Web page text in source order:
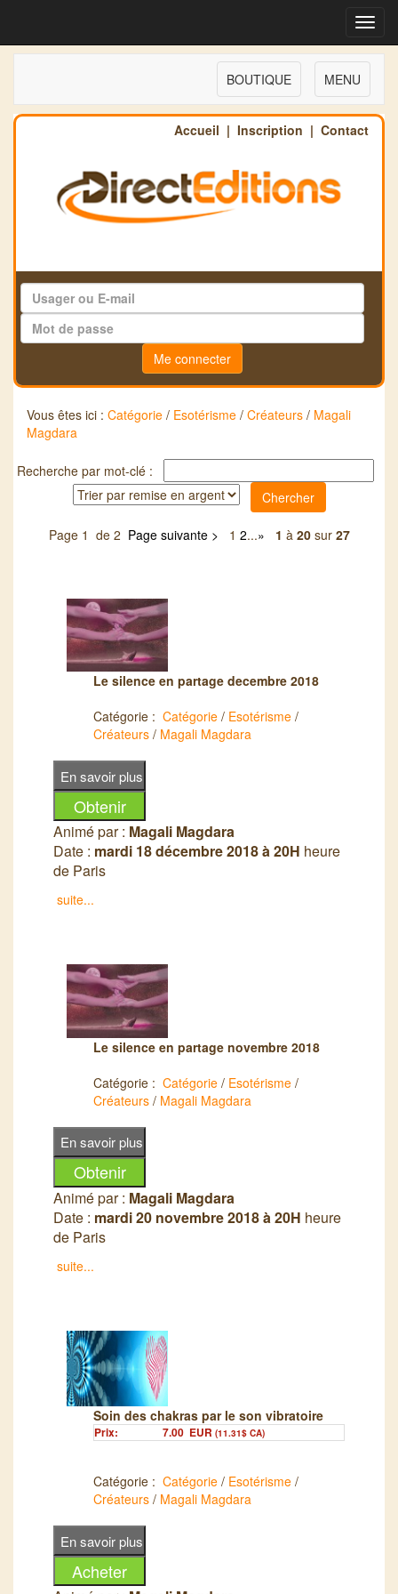
MENU
BOUTIQUE
Accueil | Inscription | Contact
Me connecter
Vous êtes ici : Catégorie / Esotérisme / Créateurs / Magali
Magdara
Recherche par mot-clé :
Page 1 de 2 Page suivante > 1 2...» 1 à 20sur 27
Le silence en partage decembre 2018
Catégorie : Catégorie / Esotérisme /
Créateurs / Magali Magdara
Animé par : Magali Magdara
Date : mardi 18 décembre 2018 à 20H heure
de Paris
Vous avez pu découvrir et essayer le Silence
dans cette dimension de Partages, de
retrouvailles et de Joie. Je vous
accompagnerai avec plaisir vers ces instants
de joie, d'émerveillement et de fraternité. Vous
avez rendez-vous avec vous-même
suite...
Le silence en partage novembre 2018
Catégorie : Catégorie / Esotérisme /
Créateurs / Magali Magdara
Animé par : Magali Magdara
Date : mardi 20 novembre 2018 à 20H heure
de Paris
Vous avez pu découvrir et essayer le Silence
dans cette dimension de Partages, de
retrouvailles et de Joie. Je vous
accompagnerai avec plaisir vers ces instants
de joie, d'émerveillement et de fraternité. Vous
avez rendez-vous avec vous-même
suite...
Soin des chakras par le son vibratoire
Prix: 7.00 EUR (11.31$ CA)
Catégorie : Catégorie / Esotérisme /
Créateurs / Magali Magdara